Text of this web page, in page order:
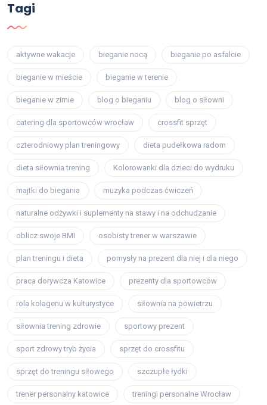
Tagi
aktywne wakacje bieganie nocą bieganie po asfalcie
bieganie w mieście bieganie w terenie
bieganie w zimie blog o bieganiu blog o siłowni
catering dla sportowców wrocław crossfit sprzęt
czterodniowy plan treningowy dieta pudełkowa radom
dieta siłownia trening Kolorowanki dla dzieci do wydruku
majtki do biegania muzyka podczas ćwiczeń
naturalne odżywki i suplementy na stawy i na odchudzanie
oblicz swoje BMI osobisty trener w warszawie
plan treningu i dieta pomysły na prezent dla niej i dla niego
praca dorywcza Katowice prezenty dla sportowców
rola kolagenu w kulturystyce siłownia na powietrzu
siłownia trening zdrowie sportowy prezent
sport zdrowy tryb życia sprzęt do crossfitu
sprzęt do treningu siłowego szczupłe łydki
trener personalny katowice treningi personalne Wrocław